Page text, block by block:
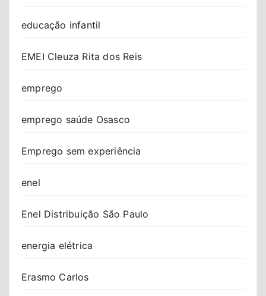
educação infantil
EMEI Cleuza Rita dos Reis
emprego
emprego saúde Osasco
Emprego sem experiência
enel
Enel Distribuição São Paulo
energia elétrica
Erasmo Carlos